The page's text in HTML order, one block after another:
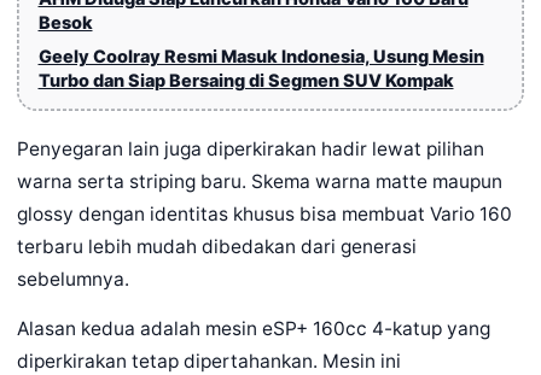
Besok
Geely Coolray Resmi Masuk Indonesia, Usung Mesin
Turbo dan Siap Bersaing di Segmen SUV Kompak
Penyegaran lain juga diperkirakan hadir lewat pilihan
warna serta striping baru. Skema warna matte maupun
glossy dengan identitas khusus bisa membuat Vario 160
terbaru lebih mudah dibedakan dari generasi
sebelumnya.
Alasan kedua adalah mesin eSP+ 160cc 4-katup yang
diperkirakan tetap dipertahankan. Mesin ini